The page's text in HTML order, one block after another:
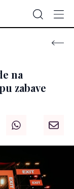
na
zabave